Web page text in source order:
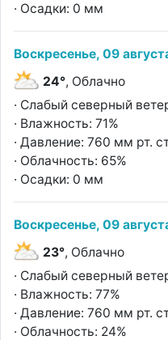
· Осадки: 0 мм
Воскресенье, 09
24°, Облачно
· Слабый северный
· Влажность: 71%
· Давление: 760 мм рт.
· Облачность: 65%
· Осадки: 0 мм
Воскресенье, 09
23°, Облачно
· Слабый северный
· Влажность: 77%
· Давление: 760 мм рт.
· Облачность: 24%